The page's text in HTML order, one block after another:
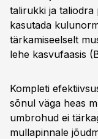
talirukki ja taliodra
kasutada
tärkamiseelselt
lehe kasvufaasis
Kompleti
sõnul väga heas
umbrohud ei
mullapinnale